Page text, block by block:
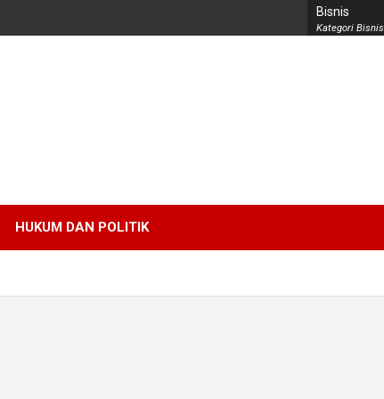
Bisnis
Kategori Bisnis
HUKUM DAN POLITIK